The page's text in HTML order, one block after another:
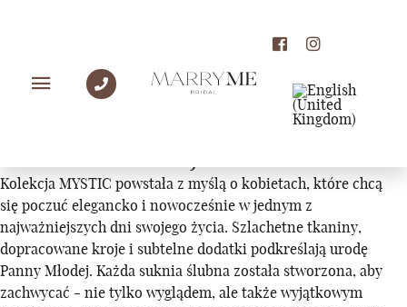
KOLEKCJE
Kolekcja MYSTIC powstała z myślą o kobietach, które chcą
się poczuć elegancko i nowocześnie w jednym z
najważniejszych dni swojego życia. Szlachetne tkaniny,
dopracowane kroje i subtelne dodatki podkreślają urodę
Panny Młodej. Każda suknia ślubna została stworzona, aby
zachwycać - nie tylko wyglądem, ale także wyjątkowym